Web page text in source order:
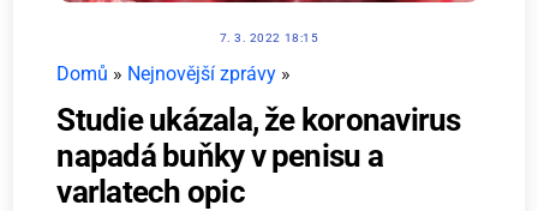
7. 3. 2022 18:15
Domů » Nejnovější zprávy »
Studie ukázala, že koronavirus
napadá buňky v penisu a
varlatech opic